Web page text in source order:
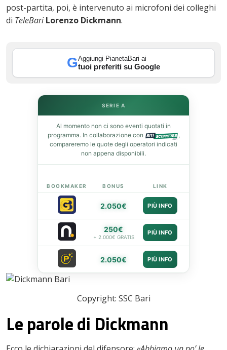
post-partita, poi, è intervenuto ai microfoni dei colleghi
di TeleBariLorenzo Dickmann.
GAggiungi PianetaBari ai
tuoi preferiti su Google
SERIE A
Al momento non ci sono eventi quotati in
programma. In collaborazione con
,
compareremo le quote degli operatori indicati
non appena disponibili.
BOOKMAKER BONUS LINK
2.050€ PIÙ INFO
250€
+ 2.000€ GRATIS
PIÙ INFO
2.050€ PIÙ INFO
Copyright: SSC Bari
Le parole di Dickmann